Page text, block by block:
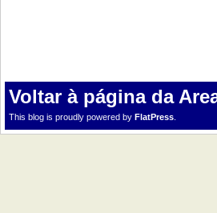
Voltar à página da
This blog is proudly powered by FlatPress